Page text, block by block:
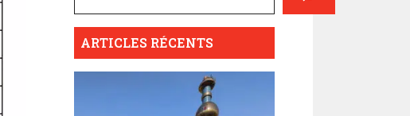
ARTICLES RÉCENTS